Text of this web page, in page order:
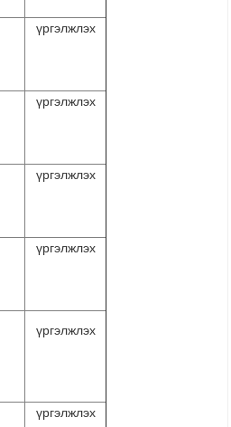
үргэлжлэх
үргэлжлэх
үргэлжлэх
үргэлжлэх
үргэлжлэх
үргэлжлэх